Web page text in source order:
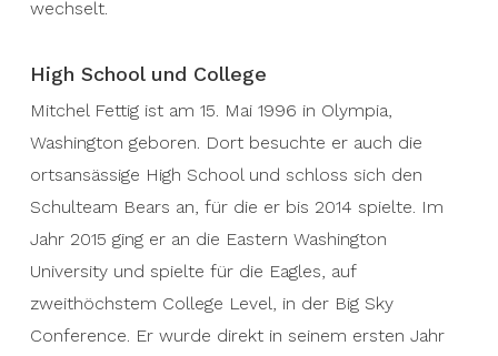
wechselt.
High School und College
Mitchel Fettig ist am 15. Mai 1996 in Olympia,
Washington geboren. Dort besuchte er auch die
ortsansässige High School und schloss sich den
Schulteam Bears an, für die er bis 2014 spielte. Im
Jahr 2015 ging er an die Eastern Washington
University und spielte für die Eagles, auf
zweithöchstem College Level, in der Big Sky
Conference. Er wurde direkt in seinem ersten Jahr